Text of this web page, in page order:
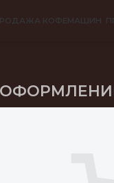
КОФЕМАШИН